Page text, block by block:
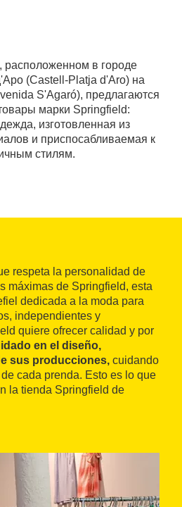
расположенном в городе
(Castell-Platja d'Aro) на
S'Agaró), предлагаются
марки Springfield:
изготовленная из
и приспосабливаемая к
стилям.
respeta la personalidad de
máximas de Springfield, esta
dedicada a la moda para
independientes y
quiere ofrecer calidad y por
en el diseño,
sus producciones, cuidando
cada prenda. Esto es lo que
la tienda Springfield de